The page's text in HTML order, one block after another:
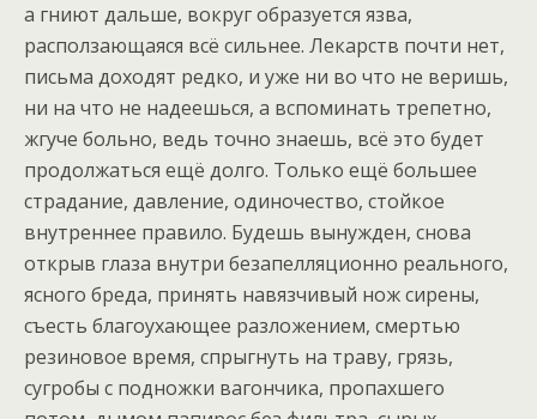
а гниют дальше, вокруг образуется язва,
расползающаяся всё сильнее. Лекарств почти нет,
письма доходят редко, и уже ни во что не веришь,
ни на что не надеешься, а вспоминать трепетно,
жгуче больно, ведь точно знаешь, всё это будет
продолжаться ещё долго. Только ещё большее
страдание, давление, одиночество, стойкое
внутреннее правило. Будешь вынужден, снова
открыв глаза внутри безапелляционно реального,
ясного бреда, принять навязчивый нож сирены,
съесть благоухающее разложением, смертью
резиновое время, спрыгнуть на траву, грязь,
сугробы с подножки вагончика, пропахшего